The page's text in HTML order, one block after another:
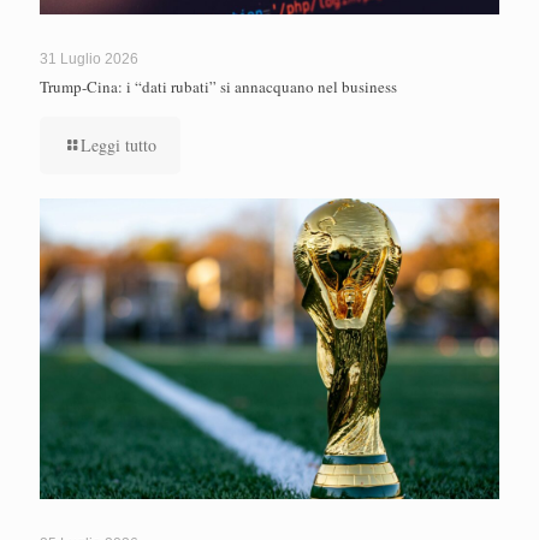
31 Luglio 2026
Trump-Cina: i “dati rubati” si annacquano nel business
Leggi tutto